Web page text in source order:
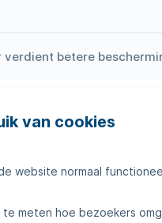
van cookies
website normaal
meten hoe bezoekers
verdient betere
Storingen
Veelgestelde